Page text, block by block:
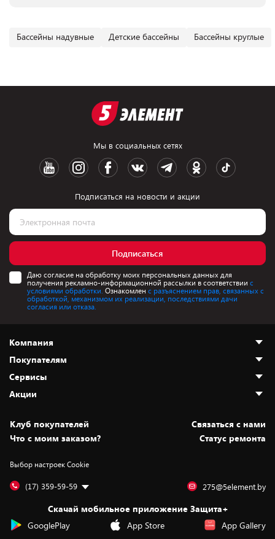
Бассейны надувные Детские бассейны Бассейны круглые
Мы в социальных сетях
Подписаться на новости и акции
Подписаться
Даю согласие на обработку моих персональных данных для
получения рекламно-информационной рассылки в соответствии с
условиями обработки. Ознакомлен с разъяснением прав, связанных с
обработкой, механизмом их реализации, последствиями дачи
согласия или отказа.
Компания
О нас
Адреса магазинов
Новости
Статьи и обзоры
Вакансии
Дай пять добру!
Покупателям
Как сделать заказ
Оплата и доставка
Безналичный расчёт
Обмен и возврат товара
Обработка персональных данных
Подарочные карты
Сервисы
Установка техники
Для игровых консолей
Для мобильных устройств
Для компьютеров
Сервисные центры
Акции
Скидки и промокоды
Белорусские товары
Бонусы
Оплата частями
Уценка
Клуб покупателей
Cвязаться с нами
Что с моим заказом?
Статус ремонта
Выбор настроек Cookie
(17) 359-59-59 275@5element.by
Скачай мобильное приложение Защита+
GooglePlay
App Store App Gallery